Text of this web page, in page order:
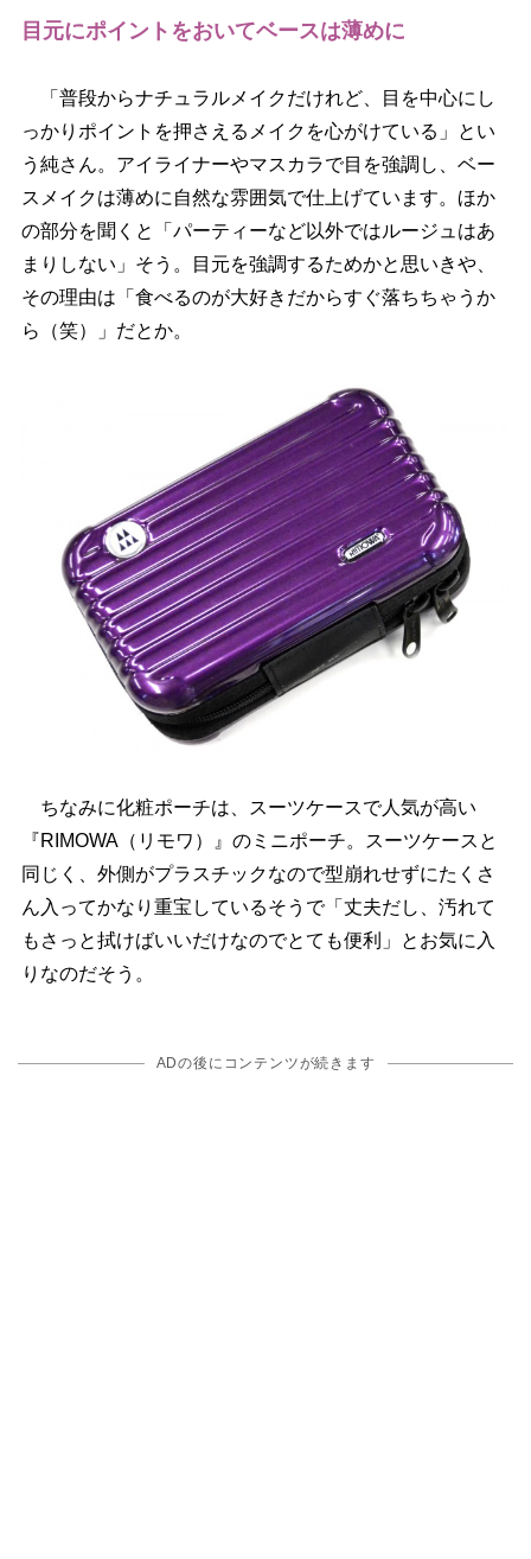
目元にポイントをおいてベースは薄めに
「普段からナチュラルメイクだけれど、目を中心にし
っかりポイントを押さえるメイクを心がけている」とい
う純さん。アイライナーやマスカラで目を強調し、ベー
スメイクは薄めに自然な雰囲気で仕上げています。ほか
の部分を聞くと「パーティーなど以外ではルージュはあ
まりしない」そう。目元を強調するためかと思いきや、
その理由は「食べるのが大好きだからすぐ落ちちゃうか
ら（笑）」だとか。
ちなみに化粧ポーチは、スーツケースで人気が高い
『RIMOWA（リモワ）』のミニポーチ。スーツケースと
同じく、外側がプラスチックなので型崩れせずにたくさ
ん入ってかなり重宝しているそうで「丈夫だし、汚れて
もさっと拭けばいいだけなのでとても便利」とお気に入
りなのだそう。
ADの後にコンテンツが続きます